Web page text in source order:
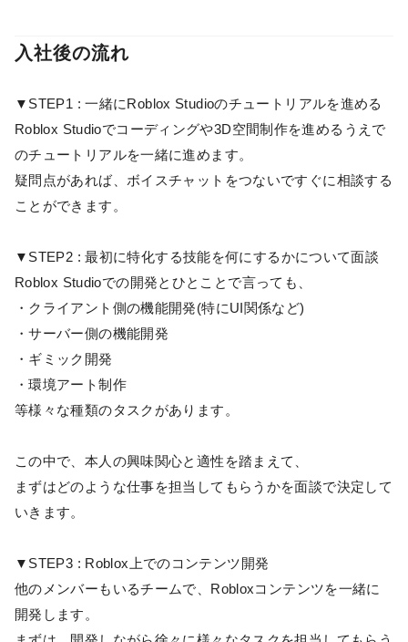
入社後の流れ
▼STEP1 : 一緒にRoblox Studioのチュートリアルを進める
Roblox Studioでコーディングや3D空間制作を進めるうえで
のチュートリアルを一緒に進めます。
疑問点があれば、ボイスチャットをつないですぐに相談する
ことができます。
▼STEP2 : 最初に特化する技能を何にするかについて面談
Roblox Studioでの開発とひとことで言っても、
・クライアント側の機能開発(特にUI関係など)
・サーバー側の機能開発
・ギミック開発
・環境アート制作
等様々な種類のタスクがあります。
この中で、本人の興味関心と適性を踏まえて、
まずはどのような仕事を担当してもらうかを面談で決定して
いきます。
▼STEP3 : Roblox上でのコンテンツ開発
他のメンバーもいるチームで、Robloxコンテンツを一緒に
開発します。